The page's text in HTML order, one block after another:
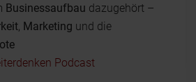
Businessaufbau dazugehört –
Marketing und die
Podcast